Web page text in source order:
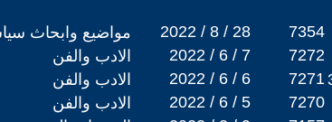
مواضيع وابحاث 2022 / 8 / 28 7354
الادب والفن
2022 / 6 / 7 7272
الادب والفن
2022 / 6 / 6 7271
الادب والفن
2022 / 6 / 5 7270